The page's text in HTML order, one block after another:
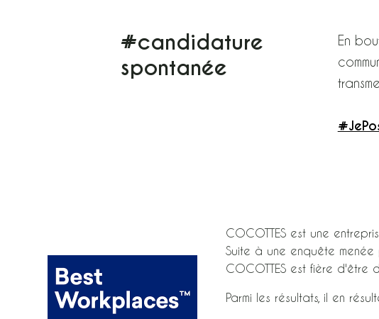
#candidature
spontanée
En
COCOTTES est une
Suite à une enquête menée
COCOTTES est fière d'être
Parmi les résultats, il en